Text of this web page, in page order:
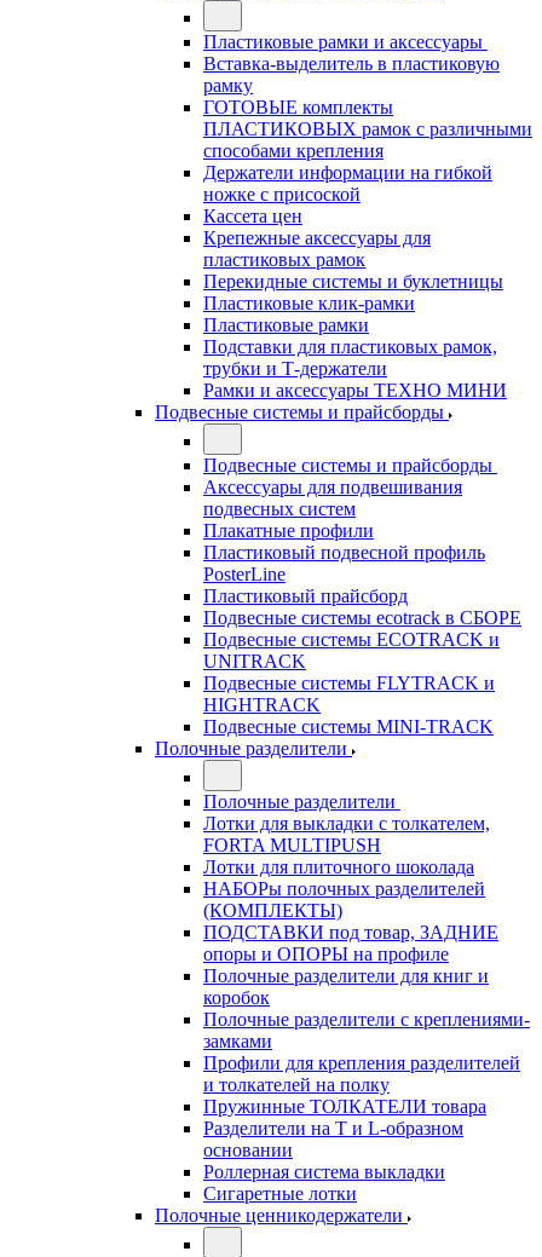
Пластиковые рамки и аксессуары
Вставка-выделитель в пластиковую
рамку
ГОТОВЫЕ комплекты
ПЛАСТИКОВЫХ рамок с различными
способами крепления
Держатели информации на гибкой
ножке с присоской
Кассета цен
Крепежные аксессуары для
пластиковых рамок
Перекидные системы и буклетницы
Пластиковые клик-рамки
Пластиковые рамки
Подставки для пластиковых рамок,
трубки и Т-держатели
Рамки и аксессуары ТЕХНО МИНИ
Подвесные системы и прайсборды
Подвесные системы и прайсборды
Аксессуары для подвешивания
подвесных систем
Плакатные профили
Пластиковый подвесной профиль
PosterLine
Пластиковый прайсборд
Подвесные системы ecotrack в СБОРЕ
Подвесные системы ECOTRACK и
UNITRACK
Подвесные системы FLYTRACK и
HIGHTRACK
Подвесные системы MINI-TRACK
Полочные разделители
Полочные разделители
Лотки для выкладки с толкателем,
FORTA MULTIPUSH
Лотки для плиточного шоколада
НАБОРы полочных разделителей
(КОМПЛЕКТЫ)
ПОДСТАВКИ под товар, ЗАДНИЕ
опоры и ОПОРЫ на профиле
Полочные разделители для книг и
коробок
Полочные разделители с креплениями-
замками
Профили для крепления разделителей
и толкателей на полку
Пружинные ТОЛКАТЕЛИ товара
Разделители на Т и L-образном
основании
Роллерная система выкладки
Сигаретные лотки
Полочные ценникодержатели